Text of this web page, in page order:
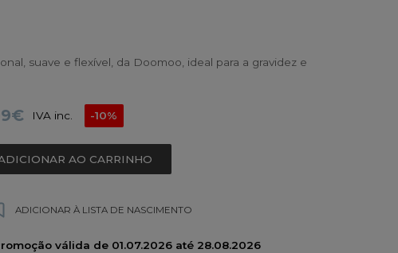
suave e flexível, da Doomoo, ideal para a gravidez e
IVA inc. -10%
AO CARRINHO
ADICIONAR À LISTA DE NASCIMENTO
válida de 01.07.2026 até 28.08.2026